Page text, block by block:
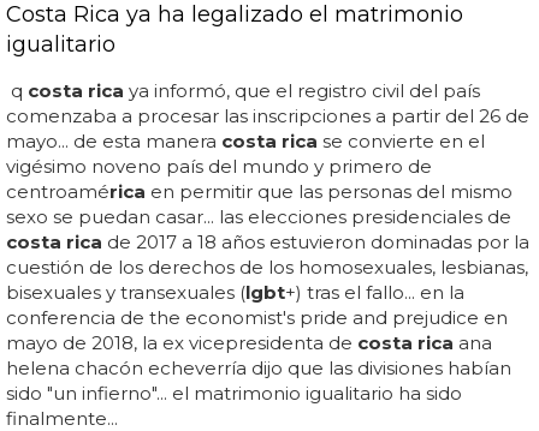
Costa Rica ya ha legalizado el matrimonio
igualitario
q costa rica ya informó, que el registro civil del país
comenzaba a procesar las inscripciones a partir del 26 de
mayo... de esta manera costa rica se convierte en el
vigésimo noveno país del mundo y primero de
centroamérica en permitir que las personas del mismo
sexo se puedan casar... las elecciones presidenciales de
costa rica de 2017 a 18 años estuvieron dominadas por la
cuestión de los derechos de los homosexuales, lesbianas,
bisexuales y transexuales (lgbt+) tras el fallo... en la
conferencia de the economist's pride and prejudice en
mayo de 2018, la ex vicepresidenta de costa rica ana
helena chacón echeverría dijo que las divisiones habían
sido "un infierno"... el matrimonio igualitario ha sido
finalmente...